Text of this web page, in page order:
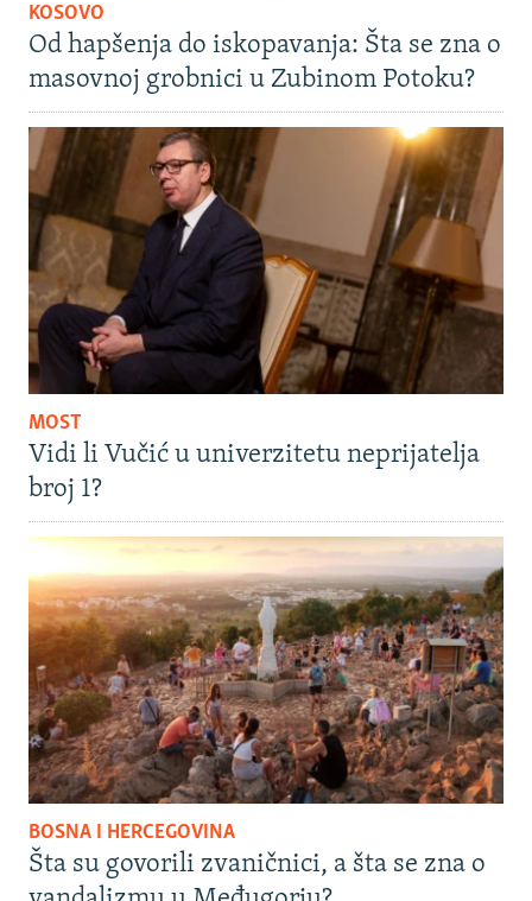
KOSOVO
Od hapšenja do iskopavanja: Šta se zna o
masovnoj grobnici u Zubinom Potoku?
MOST
Vidi li Vučić u univerzitetu neprijatelja
broj 1?
BOSNA I HERCEGOVINA
Šta su govorili zvaničnici, a šta se zna o